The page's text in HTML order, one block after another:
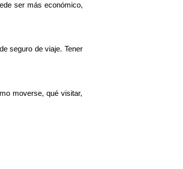
ser más económico,
seguro de viaje. Tener
moverse, qué visitar,